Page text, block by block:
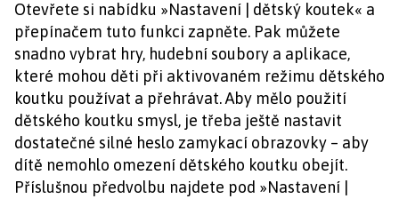
Otevřete si nabídku »Nastavení | dětský koutek« a
přepínačem tuto funkci zapněte. Pak můžete
snadno vybrat hry, hudební soubory a aplikace,
které mohou děti při aktivovaném režimu dětského
koutku používat a přehrávat. Aby mělo použití
dětského koutku smysl, je třeba ještě nastavit
dostatečné silné heslo zamykací obrazovky – aby
dítě nemohlo omezení dětského koutku obejít.
Příslušnou předvolbu najdete pod »Nastavení |